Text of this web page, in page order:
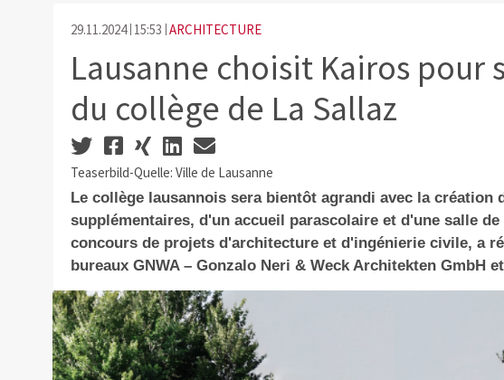
29.11.2024 15:53 ARCHITECTURE
Lausanne choisit Kairos pour
du collège de La Sallaz
Teaserbild-Quelle: Ville de Lausanne
Le collège lausannois sera bientôt agrandi avec la création
supplémentaires, d'un accueil parascolaire et d'une salle
concours de projets d'architecture et d'ingénierie civile, a
bureaux GNWA – Gonzalo Neri & Weck Architekten GmbH